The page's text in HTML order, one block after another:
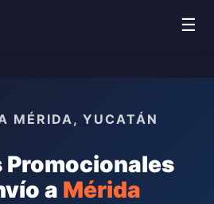
☰
MÉRIDA, YUCATÁN
a Mérida